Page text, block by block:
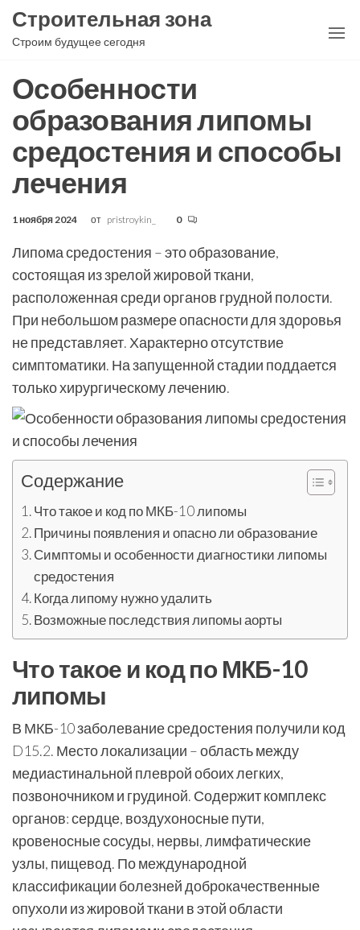
Перейти
Строительная зона
Строим будущее сегодня
Особенности
образования липомы
средостения и способы
лечения
1 ноября 2024 от pristroykin_ 0
Липома средостения – это образование,
состоящая из зрелой жировой ткани,
расположенная среди органов грудной полости.
При небольшом размере опасности для здоровья
не представляет. Характерно отсутствие
симптоматики. На запущенной стадии поддается
только хирургическому лечению.
Содержание
Что такое и код по МКБ-10 липомы
Причины появления и опасно ли образование
Симптомы и особенности диагностики липомы
средостения
Когда липому нужно удалить
Возможные последствия липомы аорты
Что такое и код по МКБ-10
липомы
В МКБ-10 заболевание средостения получили код
D15.2. Место локализации – область между
медиастинальной плеврой обоих легких,
позвоночником и грудиной. Содержит комплекс
органов: сердце, воздухоносные пути,
кровеносные сосуды, нервы, лимфатические
узлы, пищевод. По международной
классификации болезней доброкачественные
опухоли из жировой ткани в этой области